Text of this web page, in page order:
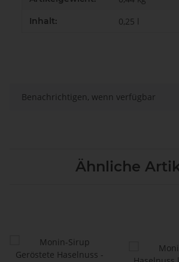
Inhalt: 0,25 l
Benachrichtigen, wenn verfügbar
Ähnliche